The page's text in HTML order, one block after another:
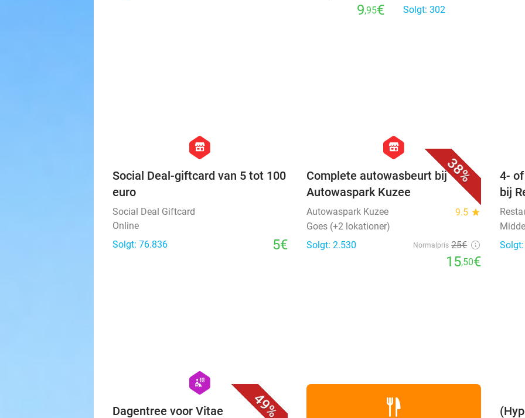
9,95€
Solgt: 302
hexagon
store
Social Deal-giftcard van 5 tot 100
euro
Social Deal Giftcard
Online
Solgt: 76.836
5€
38%
hexagon
store
Complete autowasbeurt bij
Autowaspark Kuzee
Autowaspark Kuzee 9.5 star
Goes (+2 lokationer)
Solgt: 2.530
Normalpris 25€
15,50€
4-
bij
49%
hexagon
wellness
Dagentree voor Vitae